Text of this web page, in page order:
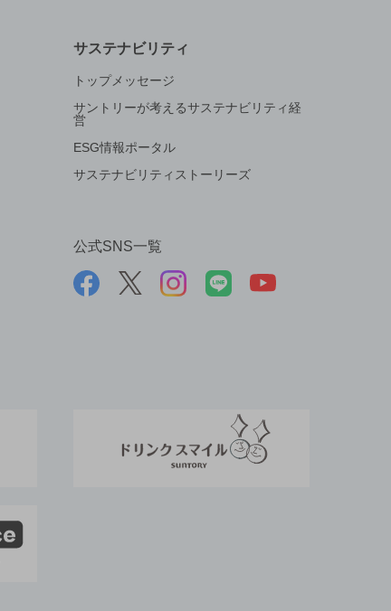
サステナビリティ
トップメッセージ
サントリーが考えるサステナビリティ経
営
ESG情報ポータル
サステナビリティストーリーズ
公式SNS一覧